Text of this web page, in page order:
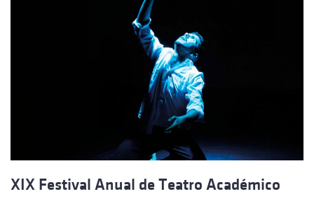
XIX Festival Anual de Teatro Académico